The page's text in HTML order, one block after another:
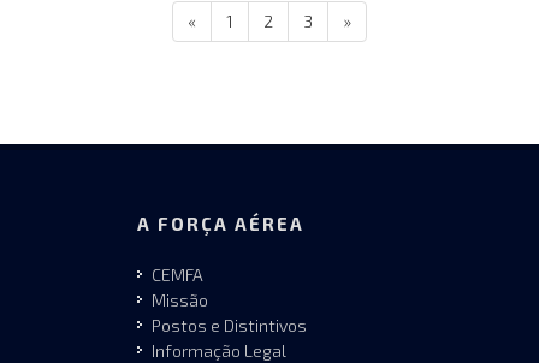
« 1 2 3 »
A FORÇA AÉREA
CEMFA
Missão
Postos e Distintivos
Informação Legal